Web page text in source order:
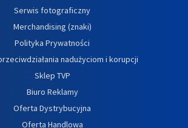
Serwis fotograficzny
Merchandising (znaki)
Polityka Prywatności
nadużyciom i korupcji
Sklep TVP
Biuro Reklamy
Oferta Dystrybucyjna
Oferta Handlowa